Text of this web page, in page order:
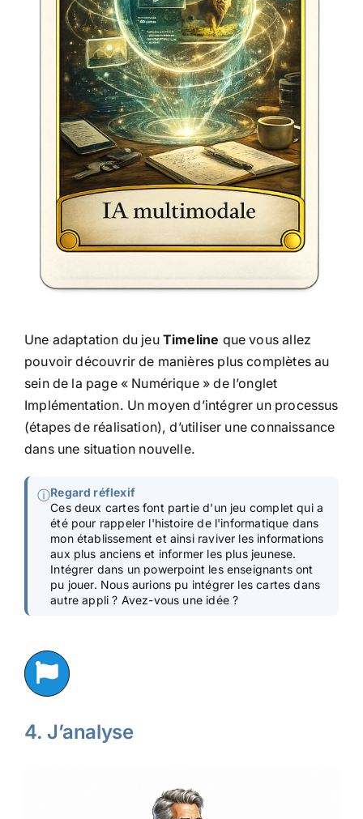
Une adaptation du jeu Timeline que vous allez
pouvoir découvrir de manières plus complètes au
sein de la page « Numérique » de l’onglet
Implémentation. Un moyen d’intégrer un processus
(étapes de réalisation), d’utiliser une connaissance
dans une situation nouvelle.
ⓘRegard réflexif
Ces deux cartes font partie d'un jeu complet qui a
été pour rappeler l'histoire de l'informatique dans
mon établissement et ainsi raviver les informations
aux plus anciens et informer les plus jeunese.
Intégrer dans un powerpoint les enseignants ont
pu jouer. Nous aurions pu intégrer les cartes dans
autre appli ? Avez-vous une idée ?
4. J’analyse